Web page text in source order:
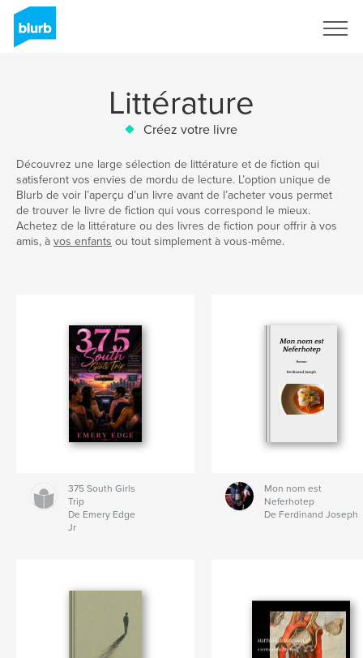
Littérature
Créez votre livre
Découvrez une large sélection de littérature et de fiction qui
satisferont vos envies de mordu de lecture. L’option unique de
Blurb de voir l’aperçu d’un livre avant de l’acheter vous permet
de trouver le livre de fiction qui vous correspond le mieux.
Achetez de la littérature ou des livres de fiction pour offrir à vos
amis, à vos enfants ou tout simplement à vous-même.
375 South Girls
Trip
De Emery Edge
Jr
Mon nom est
Neferhotep
De Ferdinand Joseph